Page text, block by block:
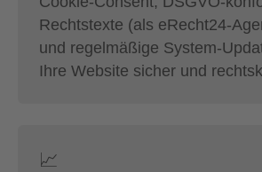
Rechtstexte (als eRecht24-
und regelmäßige System-
Ihre Website sicher und
📈